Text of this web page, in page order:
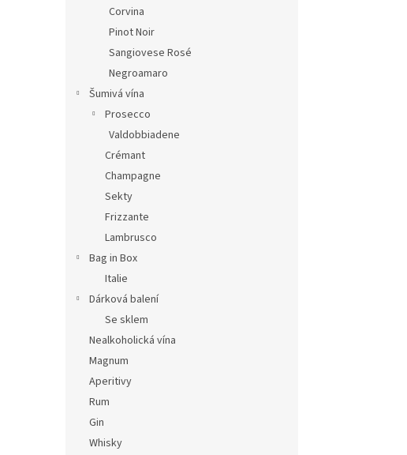
Corvina
Pinot Noir
Sangiovese Rosé
Negroamaro
Šumivá vína
Prosecco
Valdobbiadene
Crémant
Champagne
Sekty
Frizzante
Lambrusco
Bag in Box
Italie
Dárková balení
Se sklem
Nealkoholická vína
Magnum
Aperitivy
Rum
Gin
Whisky